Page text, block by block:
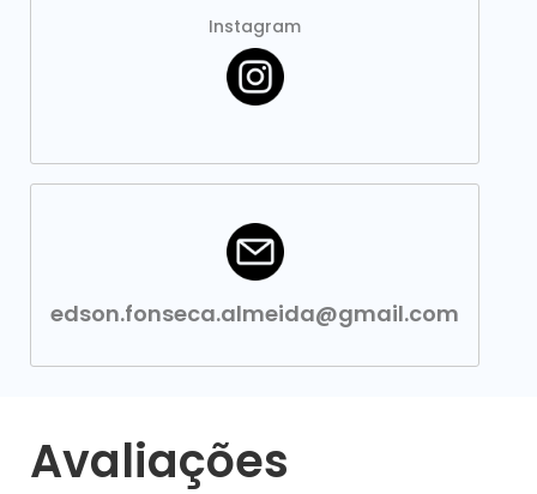
Instagram
edson.fonseca.almeida@gmail.com
Avaliações